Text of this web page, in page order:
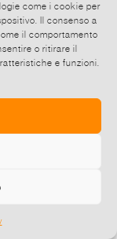
come i cookie per
Il consenso a
il comportamento
o ritirare il
e funzioni.